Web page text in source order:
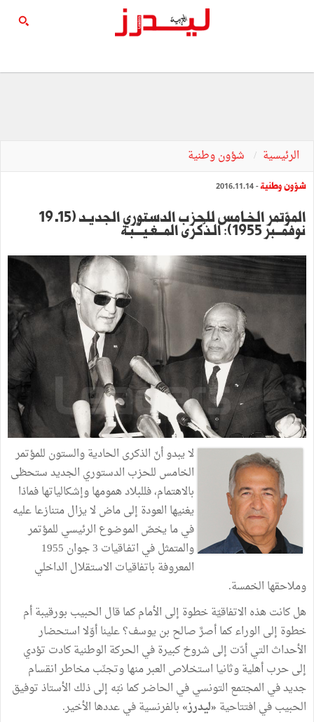
الرئيسية شؤون وطنية
شؤون وطنية- 2016.11.14
المؤتمر الخـامس للحزب الدستوري الجديـد (15ـ 19
نوفمـــبر 1955): الـذّكرى المـــغـيـــّـبـة
لا يبدوأنّ الذكرى الحادية والستون للمؤتمر
الخامس للحزب الدستوري الجديدستحظى
بالاهتمام،فللبلادهمومهاوإشكالياتهافماذا
يغنيها العودة إلىماض لايزالمتنازعاعليه
فيما يخصّ الموضوع الرئيسي للمؤتمر
والمتمثلفي اتفـاقيات 3جوان 1955
المعروفة باتفاقيات الاستقلال الداخلي
وملاحقها الخمسة.
هلكانت هذه الاتفاقيّةخطوة إلى الأمامكماقال الحبيب بورقيبةأم
خطوة إلى الوراءكماأصرَّصالح بن يوسف؟عليناأوّلااستحضار
الأحداث التيأدّت إلى شروخكبيرةفي الحركة الوطنيةكادت تؤدي
إلىحربأهليةوثانيا استخلاص العبرمنهاوتجنّبمخاطرانقسام
جديدفي المجتمع التونسيفي الحاضركما نبّه إلىذلك الأستاذتوفيق
الحبيبفي افتتاحية «ليدرز» بالفرنسيةفيعددها الأخير.